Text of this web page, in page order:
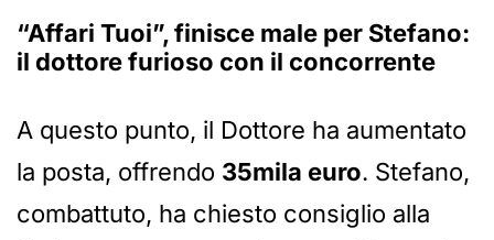
“Affari Tuoi”, finisce male per Stefano:
il dottore furioso con il concorrente
A questo punto, il Dottore ha aumentato
la posta, offrendo 35mila euro. Stefano,
combattuto, ha chiesto consiglio alla